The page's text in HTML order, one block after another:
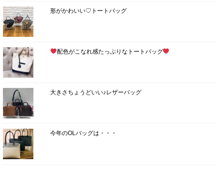
形がかわいい♡トートバッグ
配色がこなれ感たっぷりなトートバッグ
大きさちょうどいい♪レザーバッグ
今年のOLバッグは・・・